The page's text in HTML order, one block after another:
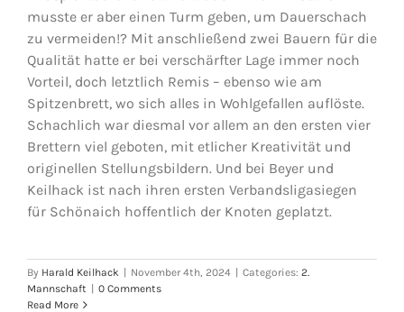
musste er aber einen Turm geben, um Dauerschach
zu vermeiden!? Mit anschließend zwei Bauern für die
Qualität hatte er bei verschärfter Lage immer noch
Vorteil, doch letztlich Remis – ebenso wie am
Spitzenbrett, wo sich alles in Wohlgefallen auflöste.
Schachlich war diesmal vor allem an den ersten vier
Brettern viel geboten, mit etlicher Kreativität und
originellen Stellungsbildern. Und bei Beyer und
Keilhack ist nach ihren ersten Verbandsligasiegen
für Schönaich hoffentlich der Knoten geplatzt.
By Harald Keilhack | November 4th, 2024 | Categories: 2.
Mannschaft | 0 Comments
Read More